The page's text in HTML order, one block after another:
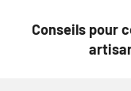
Conseils pour